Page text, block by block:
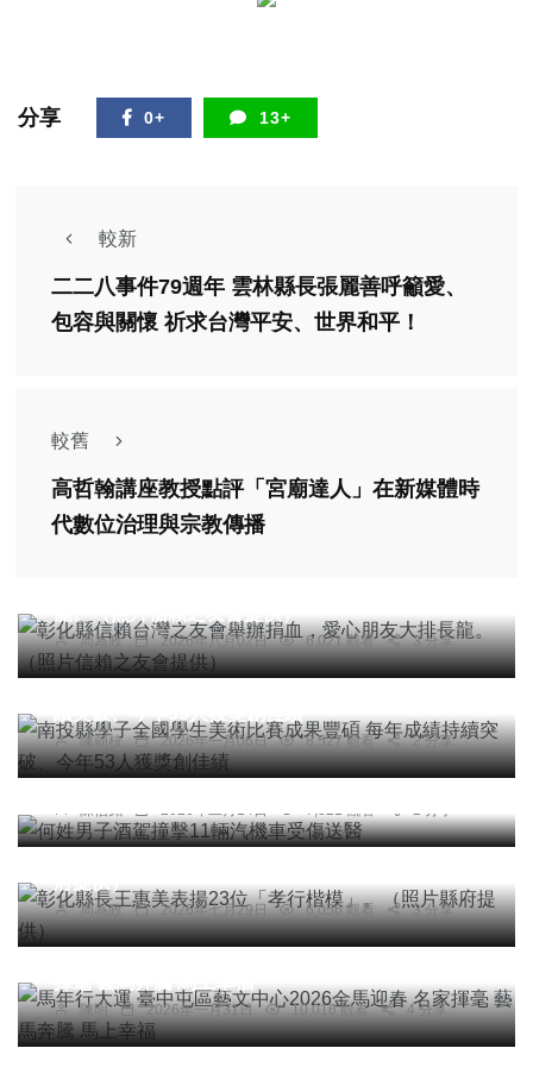
分享 0+ 13+
較新
二二八事件79週年 雲林縣長張麗善呼籲愛、
包容與關懷 祈求台灣平安、世界和平！
較舊
高哲翰講座教授點評「宮廟達人」在新媒體時
代數位治理與宗教傳播
周為政 2026年八月02日 6,021 觀看 3 分享
文教
南投縣學子全國學生美術比賽成果豐碩 每年成績持
陳朝枝 2026年一月06日 8,527 觀看 2 分享
社會
何姓男子酒駕撞擊11輛汽機車受傷送醫
陳信銘 2026年二月14日 7,821 觀看 2 分享
社會 綜合新聞 健康 文教
彰化縣長王惠美表揚23位「孝行楷模」。（照片縣
周為政 2026年七月29日 6,056 觀看 3 分享
社會 綜合新聞 文教
馬年行大運 臺中屯區藝文中心2026金馬迎春 名家
陳明 2026年一月31日 10,016 觀看 4 分享
社會 綜合新聞 健康 文教
3名大葉電機系女學生（中間），考取室內配線丙